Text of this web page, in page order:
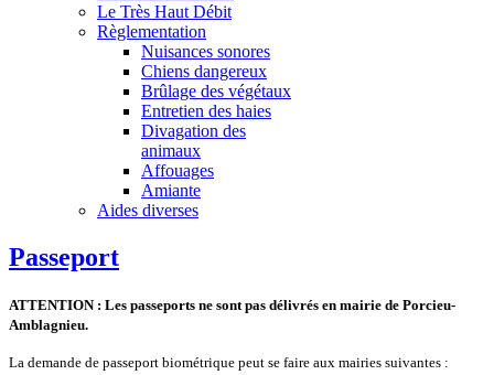
Le Très Haut Débit
Règlementation
Nuisances sonores
Chiens dangereux
Brûlage des végétaux
Entretien des haies
Divagation des
animaux
Affouages
Amiante
Aides diverses
Passeport
ATTENTION : Les passeports ne sont pas délivrés en mairie de Porcieu-
Amblagnieu.
La demande de passeport biométrique peut se faire aux mairies suivantes :